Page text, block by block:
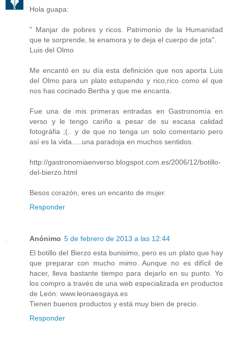
Hola guapa:
" Manjar de pobres y ricos. Patrimonio de la Humanidad
que te sorprende, te enamora y te deja el cuerpo de jota".
Luis del Olmo
Me encantó en su día esta definición que nos aporta Luis
del Olmo para un plato estupendo y rico,rico como el que
nos has cocinado Bertha y que me encanta.
Fue una de mis primeras entradas en Gastronomía en
verso y le tengo cariño a pesar de su escasa calidad
fotográfia ;(.. y de que no tenga un solo comentario pero
así es la vida.....una paradoja en muchos sentidos.
http://gastronomiaenverso.blogspot.com.es/2006/12/botillo-
del-bierzo.html
Besos corazón, eres un encanto de mujer.
Responder
Anónimo 5 de febrero de 2013 a las 12:44
El botillo del Bierzo esta bunisimo, pero es un plato que hay
que preparar con mucho mimo. Aunque no es difícil de
hacer, lleva bastante tiempo para dejarlo en su punto. Yo
los compro a través de una web especializada en productos
de León: www.leonaesgaya.es
Tienen buenos productos y está muy bien de precio.
Responder